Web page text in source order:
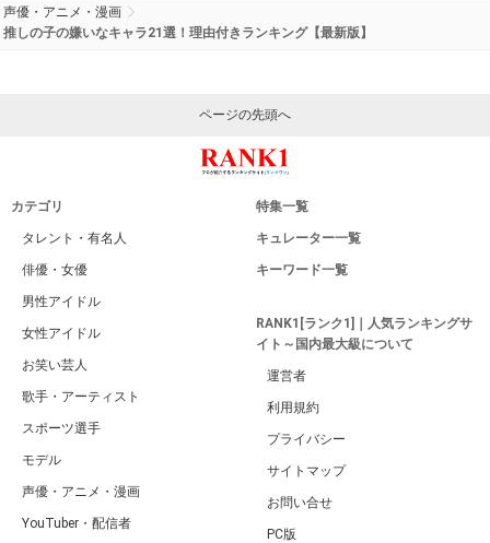
声優・アニメ・漫画
推しの子の嫌いなキャラ21選！理由付きランキング【最新版】
ページの先頭へ
カテゴリ
タレント・有名人
俳優・女優
男性アイドル
女性アイドル
お笑い芸人
歌手・アーティスト
スポーツ選手
モデル
声優・アニメ・漫画
YouTuber・配信者
特集一覧
キュレーター一覧
キーワード一覧
RANK1[ランク1]｜人気ランキングサ
イト～国内最大級について
運営者
利用規約
プライバシー
サイトマップ
お問い合せ
PC版